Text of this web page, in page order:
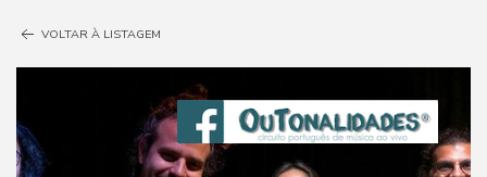
VOLTAR À LISTAGEM